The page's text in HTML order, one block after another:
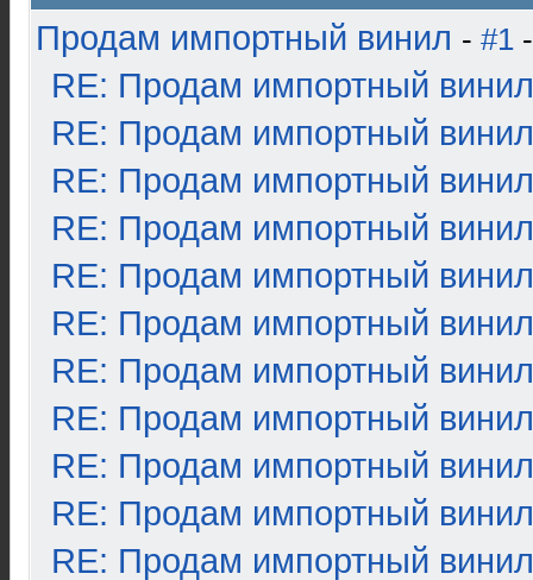
Продам импортный винил - #1
RE: Продам импортный винил
RE: Продам импортный винил
RE: Продам импортный винил
RE: Продам импортный винил
RE: Продам импортный винил
RE: Продам импортный винил
RE: Продам импортный винил
RE: Продам импортный винил
RE: Продам импортный винил
RE: Продам импортный винил
RE: Продам импортный винил